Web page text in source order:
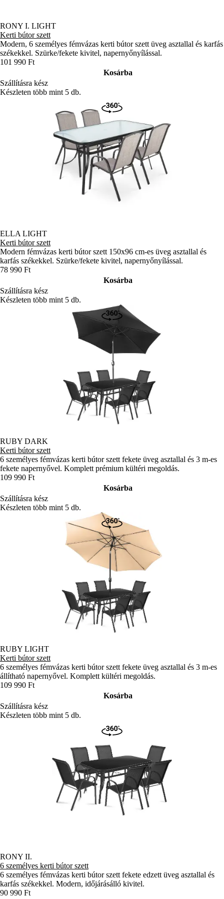
sövénynyírók közül. Közel 190 termék vár Önre, hogy segítsen
megteremteni a saját nyugalom szigetét. Egyszerűen írja be a
JULIUS25 kuponkódot a kosárban, és a kijelölt termékekre a –25%
kedvezmény
automatikusan érvényesül. FIELDMANN – okos
eszközök a munkához és a kényelmes kikapcsolódáshoz a kertben.
RONY I. LIGHT
Kerti bútor szett
Modern, 6 személyes fémvázas kerti bútor szett üveg asztallal és karfás
székekkel. Szürke/fekete kivitel, napernyőnyílással.
101 990 Ft
Kosárba
Szállításra kész
Készleten több mint 5 db.
ELLA LIGHT
Kerti bútor szett
Modern fémvázas kerti bútor szett 150x96 cm-es üveg asztallal és
karfás székekkel. Szürke/fekete kivitel, napernyőnyílással.
78 990 Ft
Kosárba
Szállításra kész
Készleten több mint 5 db.
RUBY DARK
Kerti bútor szett
6 személyes fémvázas kerti bútor szett fekete üveg asztallal és 3 m-es
fekete napernyővel. Komplett prémium kültéri megoldás.
109 990 Ft
Kosárba
Szállításra kész
Készleten több mint 5 db.
RUBY LIGHT
Kerti bútor szett
6 személyes fémvázas kerti bútor szett fekete üveg asztallal és 3 m-es
állítható napernyővel. Komplett kültéri megoldás.
109 990 Ft
Kosárba
Szállításra kész
Készleten több mint 5 db.
RONY II.
6 személyes kerti bútor szett
6 személyes fémvázas kerti bútor szett fekete edzett üveg asztallal és
karfás székekkel. Modern, időjárásálló kivitel.
90 990 Ft